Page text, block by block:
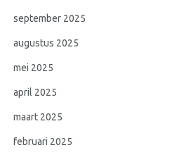
september 2025
augustus 2025
mei 2025
april 2025
maart 2025
februari 2025